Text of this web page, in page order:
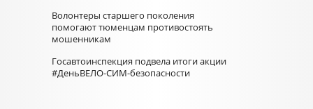
Волонтеры старшего поколения
помогают тюменцам противостоять
мошенникам
Госавтоинспекция подвела итоги акции
#ДеньВЕЛО-СИМ-безопасности